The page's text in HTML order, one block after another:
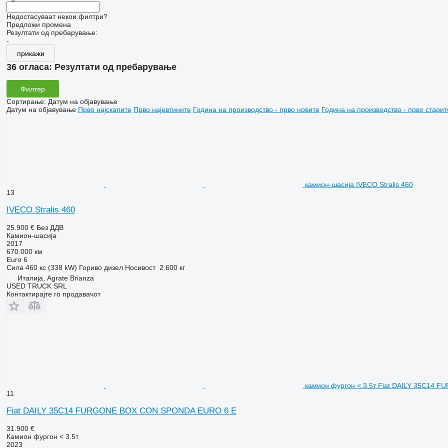
Недостасуваат некои филтри?
Предложи промена
Резултати од пребарување:
-
прикажи
36 огласа: Резултати од пребарување
Филтер
Сортирање: Датум на објавување
Датум на објавување Прво најскапите Прво најевтините Година на производство - прво новите Година на производство - прво
камион-шасија IVECO Stralis 460
13
IVECO Stralis 460
25.900 € Без ДДВ
Камион-шасија
2017
670.000 км
Euro 6
Сила 460 кс (338 kW) Гориво дизел Носивост 2.600 кг
Италија, Agrate Brianza
USED TRUCK SRL
Контактирајте го продавачот
камион фургон < 3.5т Fiat DAILY 35C14
11
Fiat DAILY 35C14 FURGONE BOX CON SPONDA EURO 6 E
31.900 €
Камион фургон < 3.5т
2023